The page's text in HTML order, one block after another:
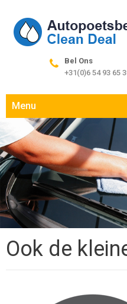
Bel Ons
+31(0)6 54 93 65
Menu
Ook de